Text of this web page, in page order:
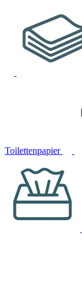
Toilettenpapier